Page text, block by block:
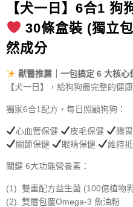
【犬一日】6合1 狗
30條盒裝 (獨立
然成分
獸醫推薦｜一包搞定 6 大核心
【犬一日】，給狗狗最完整的健
獨家6合1配方，每日照顧狗狗：
心血管保健 皮毛保健
腸
關節保健
眼睛保健 維持
關鍵 6大功能營養素：️
(1). 雙重配方益生菌 (100億植物
(2). 雙層包覆Omega-3 魚油粉